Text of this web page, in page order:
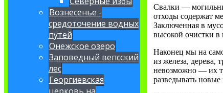
Вознесенье -
средоточение водных
путей
Онежское озеро
Заповедный вепсский
лес
Георгиевская
Свалки —
отходы содержат
Заключенная в
высокой очистки в
Наконец мы на
из железа, дерева,
невозможно — их
разведывать